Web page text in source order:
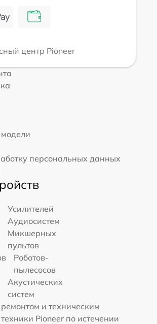
центр Pioneer
персональных данных
Усилителей
Аудиосистем
Микшерных
пультов
Роботов-
пылесосов
Акустических
систем
и техническим
Pioneer по истечении